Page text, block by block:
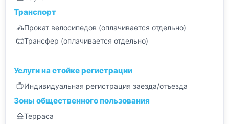
Транспорт
Прокат велосипедов (оплачивается отдельно)
Трансфер (оплачивается отдельно)
Услуги на стойке регистрации
Индивидуальная регистрация заезда/отъезда
Зоны общественного пользования
Терраса